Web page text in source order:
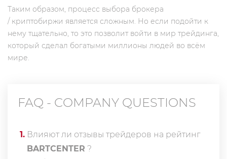
Таким образом, процесс выбора брокера
/ криптобиржи является сложным. Но если подойти к
нему тщательно, то это позволит войти в мир трейдинга,
который сделал богатыми миллионы людей во всём
мире.
FAQ - COMPANY QUESTIONS
1. Влияют ли отзывы трейдеров на рейтинг
BARTCENTER ?